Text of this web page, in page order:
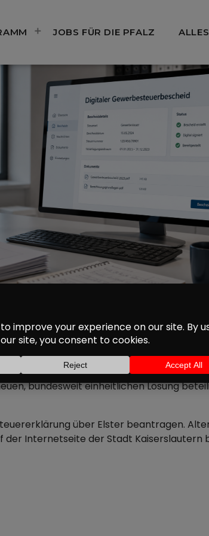
JOBS FÜR DIE PFALZ
ERSTMALS
digital verschickt. Damit soll das
werden.
bundesweit einheitlichen Lösung
über Elster beantragen.
Internetseite der Stadt Kaiserslautern